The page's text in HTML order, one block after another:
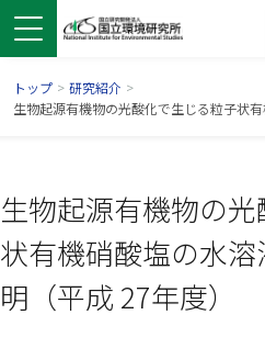
トップ > 研究紹介 >
生物起源有機物の光酸化で生じる粒子状
生物起源有機物の
状有機硝酸塩の水
明（平成 27年度）